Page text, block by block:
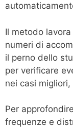
Il metodo
numeri di
il perno dello
per verificare
nei casi migliori,
Per
frequenze e